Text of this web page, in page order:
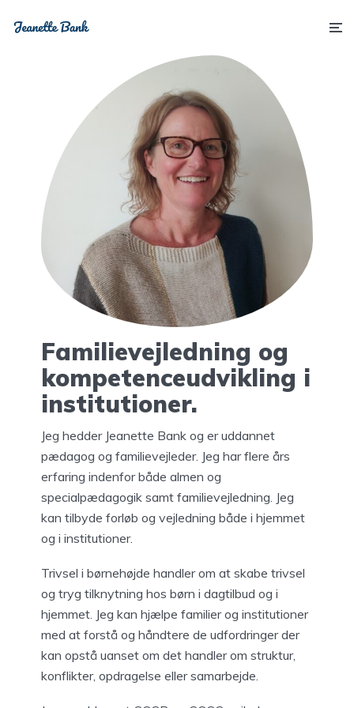
Familievejledning og
kompetenceudvikling i
institutioner.
Jeg hedder Jeanette Bank og er uddannet
pædagog og familievejleder. Jeg har flere års
erfaring indenfor både almen og
specialpædagogik samt familievejledning. Jeg
kan tilbyde forløb og vejledning både i hjemmet
og i institutioner.
Trivsel i børnehøjde handler om at skabe trivsel
og tryg tilknytning hos børn i dagtilbud og i
hjemmet. Jeg kan hjælpe familier og institutioner
med at forstå og håndtere de udfordringer der
kan opstå uanset om det handler om struktur,
konflikter, opdragelse eller samarbejde.